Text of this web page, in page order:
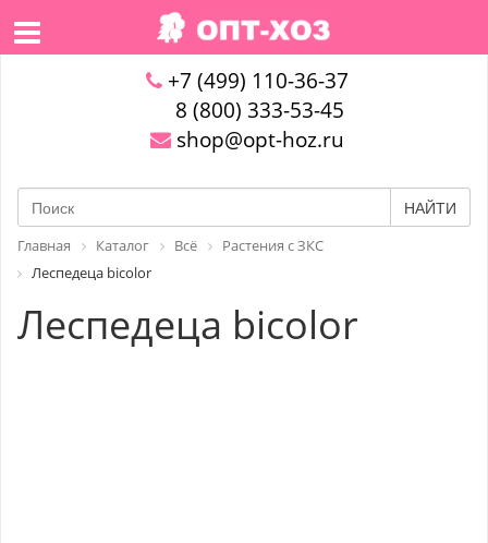
+7 (499) 110-36-37
8 (800) 333-53-45
shop@opt-hoz.ru
НАЙТИ
Главная Каталог Всё
Растения с ЗКС
Леспедеца bicolor
Леспедеца bicolor